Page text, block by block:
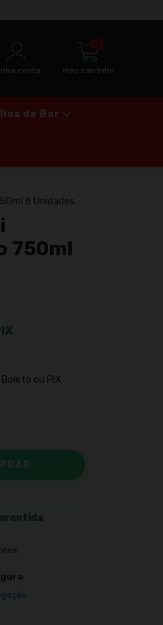
conta Meu carrinho
0
de Bar
6 Unidades
750ml
ou PIX